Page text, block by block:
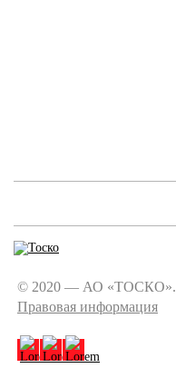
© 2020 — АО «ТОСКО».
Правовая информация